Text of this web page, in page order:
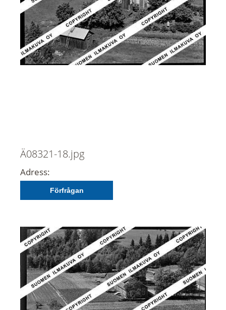
Ä08321-18.jpg
Adress:
Förfrågan